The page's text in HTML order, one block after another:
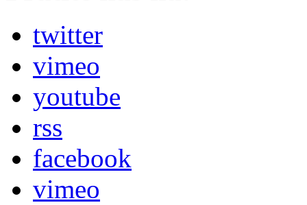
twitter
vimeo
youtube
rss
facebook
vimeo